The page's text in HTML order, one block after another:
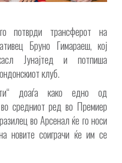
потврди трансферот на
Бруно Гимараеш, кој
Јунајтед и потпиша
клуб.
доаѓа како едно од
средниот ред во Премиер
во Арсенал ќе го носи
новите соиграчи ќе им се